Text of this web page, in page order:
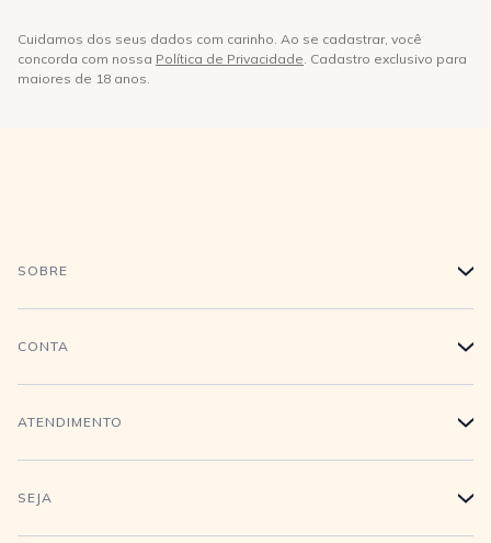
Cuidamos dos seus dados com carinho. Ao se cadastrar, você
concorda com nossa Política de Privacidade. Cadastro exclusivo para
maiores de 18 anos.
SOBRE +
História
Conecte-se
CONTA +
Login
Meus pedidos
ATENDIMENTO +
Compra Segura
SEJA +